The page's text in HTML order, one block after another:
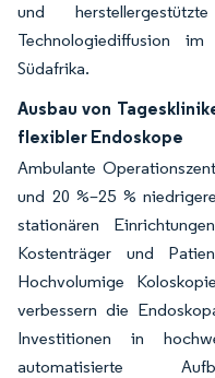
und
Technologiediffusion
Südafrika.
Ausbau von
flexibler Endoskope
Ambulante
und 20 %–25 %
stationären
Kostenträger und
Hochvolumige
verbessern die
Investitionen in
automatisierte